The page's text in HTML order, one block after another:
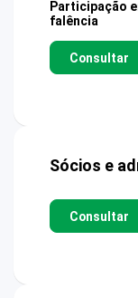
Participação
falência
Consultar
Sócios e
Consultar